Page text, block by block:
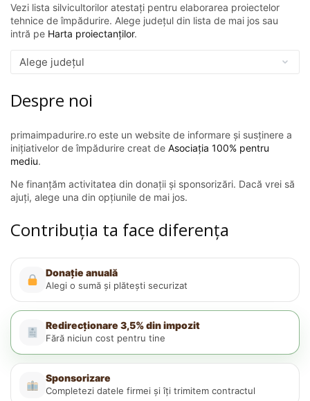
Vezi lista silvicultorilor atestați pentru elaborarea proiectelor
tehnice de împădurire. Alege județul din lista de mai jos sau
intră pe Harta proiectanților.
Despre noi
primaimpadurire.ro este un website de informare și susținere a
inițiativelor de împădurire creat de Asociația 100% pentru
mediu.
Ne finanțăm activitatea din donații și sponsorizări. Dacă vrei să
ajuți, alege una din opțiunile de mai jos.
Contribuția ta face diferența
Donație anuală
Alegi o sumă și plătești securizat
Redirecționare 3,5% din impozit
Fără niciun cost pentru tine
Sponsorizare
Completezi datele firmei și îți trimitem contractul